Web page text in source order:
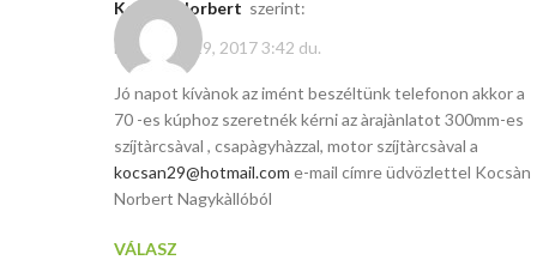
Kocsàn Norbert szerint:
november 29, 2017 3:42 du.
Jó napot kívànok az imént beszéltünk telefonon akkor a
70 -es kúphoz szeretnék kérni az àrajànlatot 300mm-es
szíjtàrcsàval , csapàgyhàzzal, motor szíjtàrcsàval a
kocsan29@hotmail.com e-mail címre üdvözlettel Kocsàn
Norbert Nagykàllóból
VÁLASZ